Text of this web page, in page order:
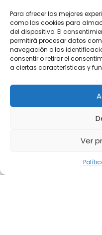
Para ofrecer las mejores
como las cookies para
del dispositivo. El
permitirá procesar datos
navegación o las
consentir o retirar el
a ciertas características y
Ver